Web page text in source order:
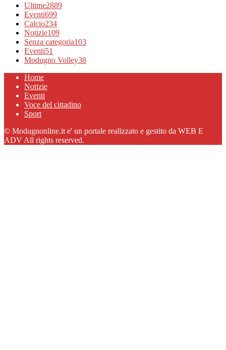
Ultime2889
Eventi699
Calcio234
Notizie109
Senza categoria103
Eventi51
Modugno Volley38
Home
Notizie
Eventi
Voce del cittadino
Sport
© Modugnonline.it e' un portale realizzato e gestito da WEB E
ADV All rights reserved.